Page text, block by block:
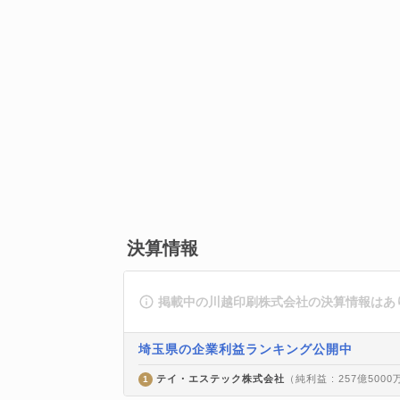
決算情報
掲載中の川越印刷株式会社の決算情報はあ
埼玉県の企業利益ランキング公開中
1 テイ・エステック株式会社 （純利益 : 257億5000